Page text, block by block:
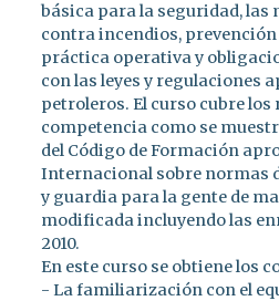
básica para la seguridad, las
contra incendios,
práctica operativa y
con las leyes y regulaciones
petroleros. El curso cubre los
competencia como se
del Código de Formación
Internacional sobre normas
y guardia para la gente de
modificada incluyendo las
2010.
En este curso se obtiene los
- La familiarización con el